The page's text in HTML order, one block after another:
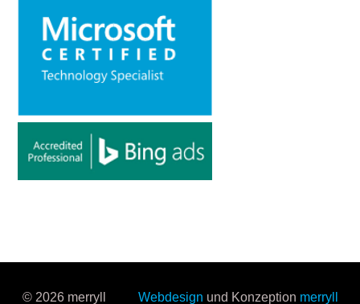
© 2026 merryll Webdesign und Konzeption merryll